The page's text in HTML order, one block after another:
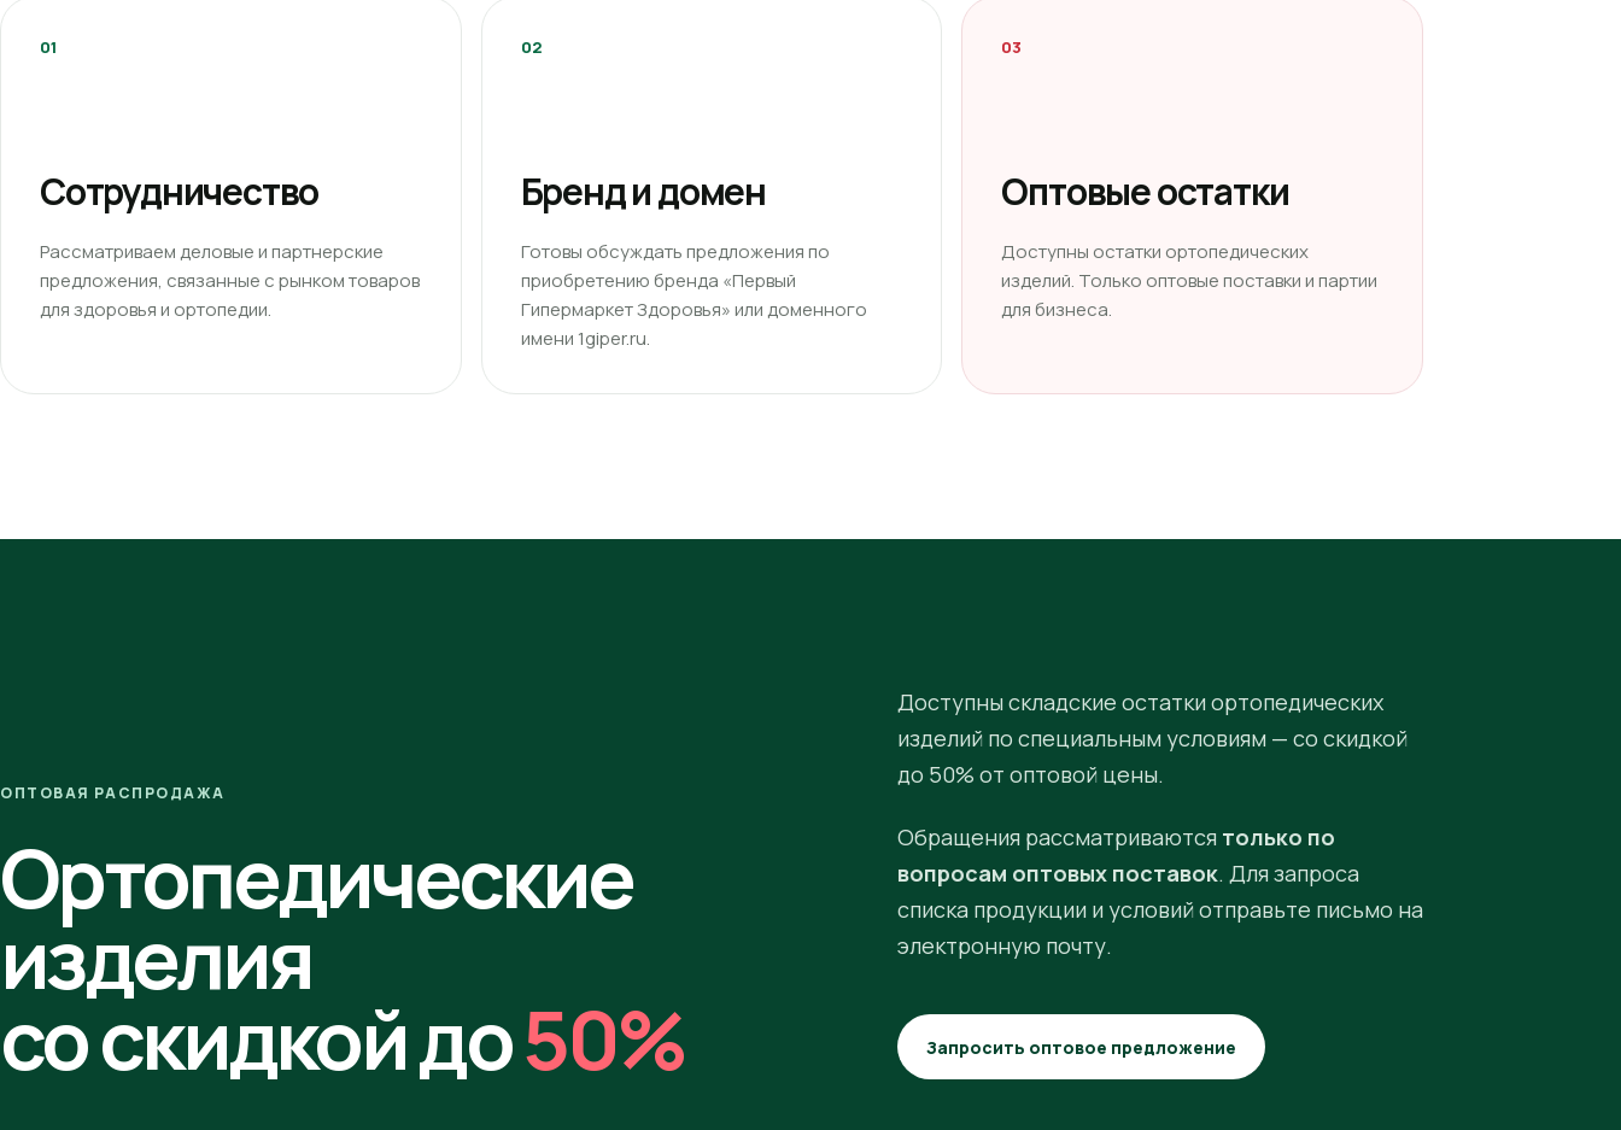
01
Сотрудничество
Рассматриваем деловые и партнерские
предложения, связанные с рынком товаров
для здоровья и ортопедии.
02
Бренд и домен
Готовы обсуждать предложения по
приобретению бренда «Первый
Гипермаркет Здоровья» или доменного
имени 1giper.ru.
03
Оптовые остатки
Доступны остатки ортопедических
изделий. Только оптовые поставки и партии
для бизнеса.
ОПТОВАЯ РАСПРОДАЖА
Ортопедические
изделия
со скидкой до50%
Доступны складские остатки ортопедических
изделий по специальным условиям — со скидкой
до 50% от оптовой цены.
Обращения рассматриваются только по
вопросам оптовых поставок. Для запроса
списка продукции и условий отправьте письмо на
электронную почту.
Запросить оптовое предложение